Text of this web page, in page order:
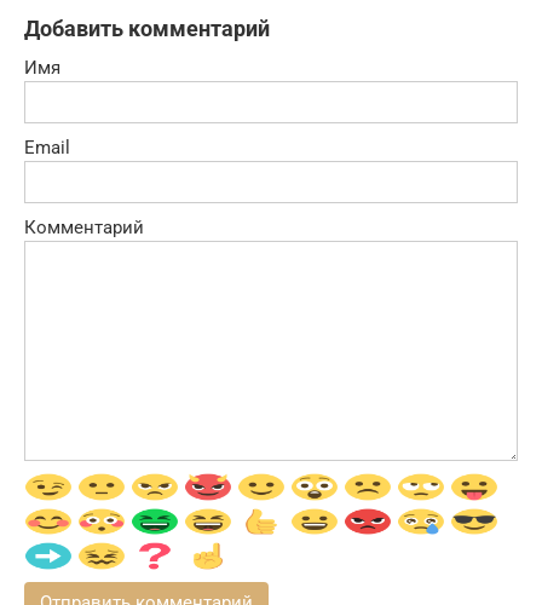
Добавить комментарий
Имя
Email
Комментарий